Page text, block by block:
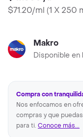
$71.20/ml (1 X 250
Makro
Disponible en
Compra con
Nos enfocamos en
compras y que
para ti. Conoce más...